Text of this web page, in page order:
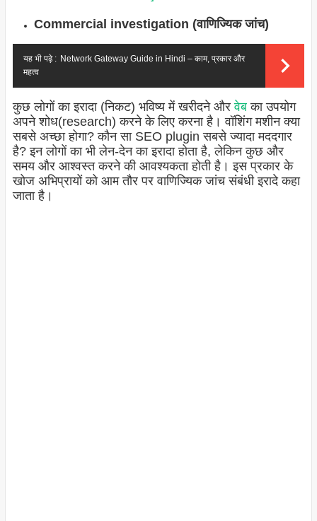
Commercial investigation (वाणिज्यिक जांच)
यह भी पढ़े : Network Gateway Guide in Hindi – काम, प्रकार और
महत्व
कुछ लोगों का इरादा (निकट) भविष्य में खरीदने औरवेबका उपयोग
अपने शोध(research) करने के लिए करना है। वॉशिंग मशीन क्या
सबसे अच्छा होगा? कौन सा SEO plugin सबसे ज्यादा मददगार
है? इन लोगों का भी लेन-देन का इरादा होता है, लेकिन कुछ और
समय और आश्वस्त करने की आवश्यकता होती है। इस प्रकार के
खोज अभिप्रायों को आम तौर पर वाणिज्यिक जांच संबंधी इरादे कहा
जाता है।